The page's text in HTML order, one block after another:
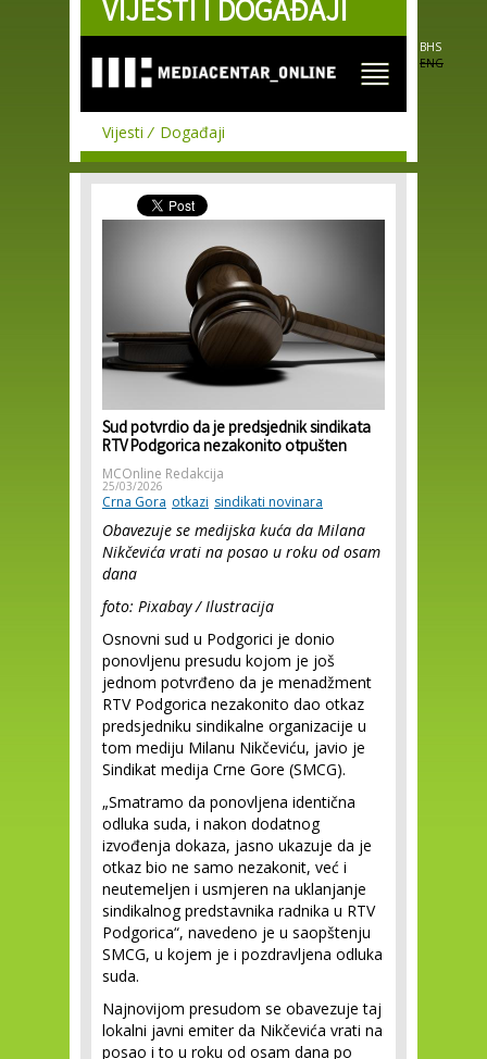
Skip to
main
VIJESTI I DOGAĐAJI
BHS
ENG
Vijesti Događaji
Sud potvrdio da je predsjednik sindikata
RTV Podgorica nezakonito otpušten
MCOnline Redakcija
25/03/2026
Crna Gora otkazi sindikati novinara
Obavezuje se medijska kuća da Milana
Nikčevića vrati na posao u roku od osam
dana
foto: Pixabay / Ilustracija
Osnovni sud u Podgorici je donio
ponovljenu presudu kojom je još
jednom potvrđeno da je menadžment
RTV Podgorica nezakonito dao otkaz
predsjedniku sindikalne organizacije u
tom mediju Milanu Nikčeviću, javio je
Sindikat medija Crne Gore (SMCG).
„Smatramo da ponovljena identična
odluka suda, i nakon dodatnog
izvođenja dokaza, jasno ukazuje da je
otkaz bio ne samo nezakonit, već i
neutemeljen i usmjeren na uklanjanje
sindikalnog predstavnika radnika u RTV
Podgorica“, navedeno je u saopštenju
SMCG, u kojem je i pozdravljena odluka
suda.
Najnovijom presudom se obavezuje taj
lokalni javni emiter da Nikčevića vrati na
posao i to u roku od osam dana po